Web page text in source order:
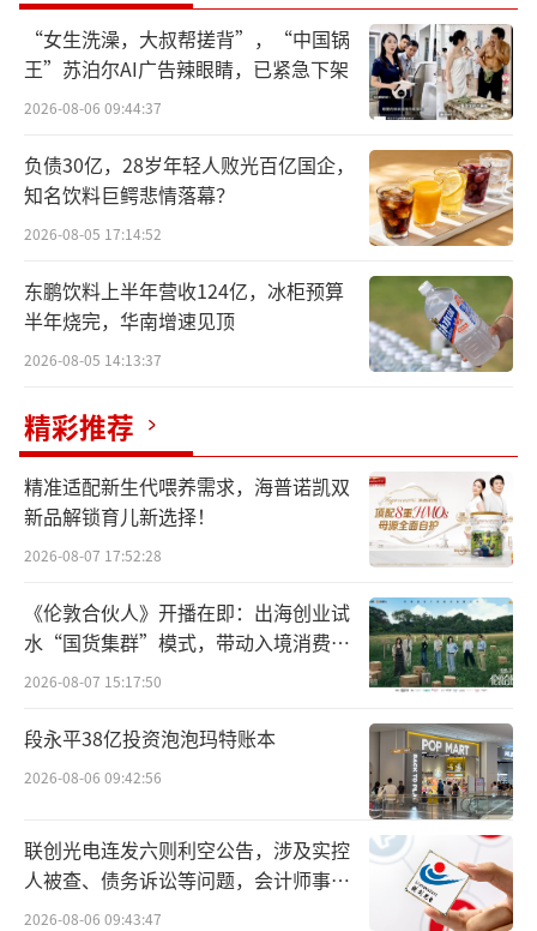
“女生洗澡，大叔帮搓背”，“中国锅
王”苏泊尔AI广告辣眼睛，已紧急下架
2026-08-06 09:44:37
负债30亿，28岁年轻人败光百亿国企，
知名饮料巨鳄悲情落幕？
2026-08-05 17:14:52
东鹏饮料上半年营收124亿，冰柜预算
半年烧完，华南增速见顶
2026-08-05 14:13:37
精彩推荐
精准适配新生代喂养需求，海普诺凯双
新品解锁育儿新选择！
2026-08-07 17:52:28
《伦敦合伙人》开播在即：出海创业试
水“国货集群”模式，带动入境消费反
向种草
2026-08-07 15:17:50
段永平38亿投资泡泡玛特账本
2026-08-06 09:42:56
联创光电连发六则利空公告，涉及实控
人被查、债务诉讼等问题，会计师事务
所曾出具“保留意见”
2026-08-06 09:43:47